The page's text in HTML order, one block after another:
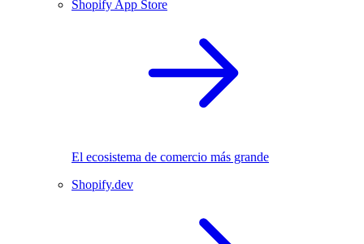
Shopify App Store
El ecosistema de comercio más grande
Shopify.dev